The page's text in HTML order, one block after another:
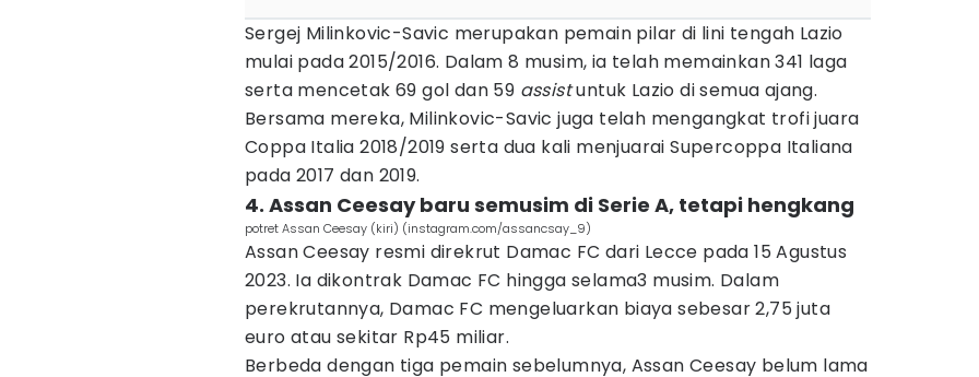
Sergej Milinkovic-Savic merupakan pemain pilar di lini tengah Lazio
mulai pada 2015/2016. Dalam 8 musim, ia telah memainkan 341 laga
serta mencetak 69 gol dan 59 assistuntuk Lazio di semua ajang.
Bersama mereka, Milinkovic-Savic juga telah mengangkat trofi juara
Coppa Italia 2018/2019 serta dua kali menjuarai Supercoppa Italiana
pada 2017 dan 2019.
4. Assan Ceesay baru semusim di Serie A, tetapi hengkang
potret Assan Ceesay (kiri) (instagram.com/assancsay_9)
Assan Ceesay resmi direkrut Damac FC dari Lecce pada 15 Agustus
2023. Ia dikontrak Damac FC hingga selama3 musim. Dalam
perekrutannya, Damac FC mengeluarkan biaya sebesar 2,75 juta
euro atau sekitar Rp45 miliar.
Berbeda dengan tiga pemain sebelumnya, Assan Ceesay belum lama